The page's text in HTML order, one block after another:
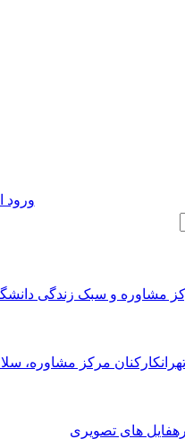
ورود
مشاوره و سبک زندگی
کارکنان مرکز مشاوره،
فایل های تصویری